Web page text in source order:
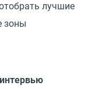
лучшие
зоны